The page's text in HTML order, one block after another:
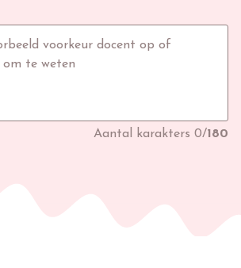
Aantal karakters 0/180